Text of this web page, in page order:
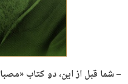
– شما قبل از این، دو کتاب